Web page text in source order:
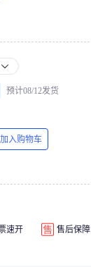
预计08/12发货
加入购物车
速开 售后保障